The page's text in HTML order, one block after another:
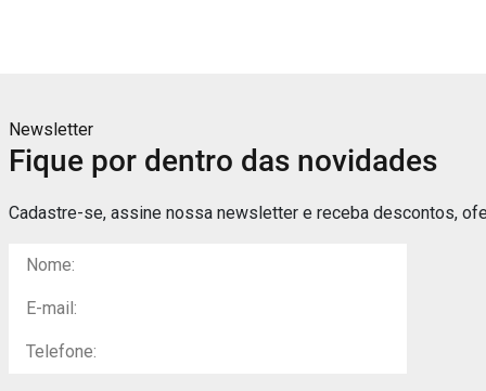
Newsletter
Fique por dentro das novidades
Cadastre-se, assine nossa newsletter e receba descontos,